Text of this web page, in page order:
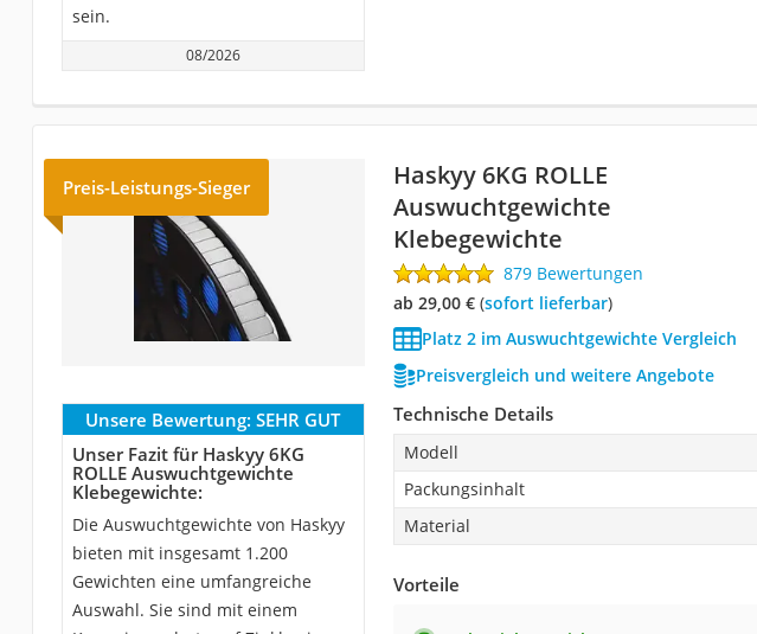
sein.
08/2026
Preis-Leistungs-Sieger
Haskyy 6KG ROLLE
Auswuchtgewichte
Klebegewichte
879 Bewertungen
ab 29,00 €( Sofort lieferbar)
Platz 2 im Auswuchtgewichte Vergleich
Preisvergleich und weitere Angebote
Unsere Bewertung: SEHR GUT
Unser Fazit für Haskyy 6KG
ROLLE Auswuchtgewichte
Klebegewichte:
Die Auswuchtgewichte von Haskyy
bieten mit insgesamt 1.200
Gewichten eine umfangreiche
Auswahl. Sie sind mit einem
Technische Details
Modell
Packungsinhalt
Material
Vorteile